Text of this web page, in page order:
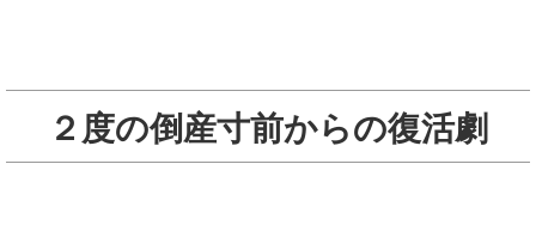
２度の倒産寸前からの復活劇